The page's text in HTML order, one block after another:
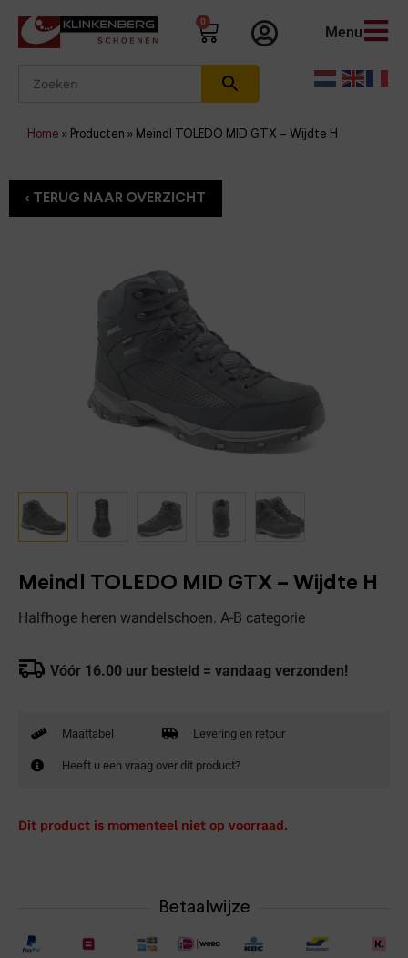
0
Menu
Home » Producten » Meindl TOLEDO MID GTX – Wijdte H
Meindl TOLEDO MID GTX – Wijdte H
Halfhoge heren wandelschoen. A-B categorie
Vóór 16.00 uur besteld = vandaag verzonden!
Maattabel Levering en retour
Heeft u een vraag over dit product?
Dit product is momenteel niet op voorraad.
Betaalwijze